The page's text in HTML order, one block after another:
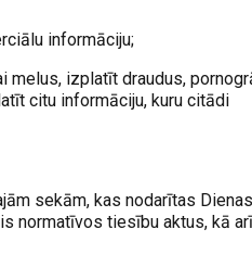
informāciju;
melus, izplatīt draudus,
citu informāciju, kuru citādi
sekām, kas nodarītas Dienas
normatīvos tiesību aktus, kā